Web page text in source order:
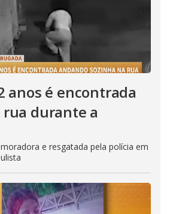
anos é encontrada
durante a
e resgatada pela polícia em